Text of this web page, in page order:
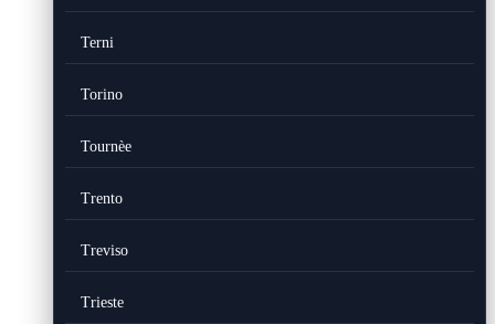
Terni
Torino
Tournèe
Trento
Treviso
Trieste